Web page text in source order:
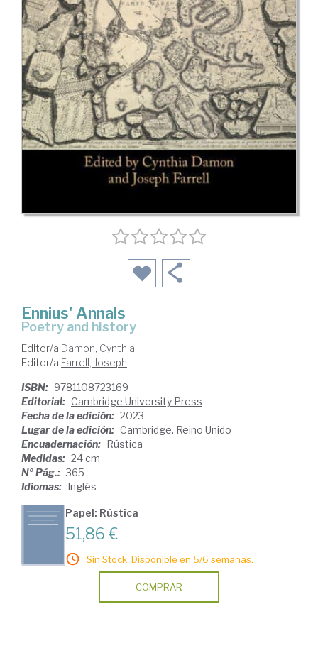
Ennius' Annals
poetry and history
Editor/a Damon, Cynthia
Editor/a Farrell, Joseph
ISBN: 9781108723169
Editorial: Cambridge University Press
Fecha de la edición: 2023
Lugar de la edición: Cambridge. Reino Unido
Encuadernación: Rústica
Medidas: 24 cm
Nº Pág.: 365
Idiomas: Inglés
Papel: Rústica
51,86 €
Sin Stock. Disponible en 5/6 semanas.
COMPRAR